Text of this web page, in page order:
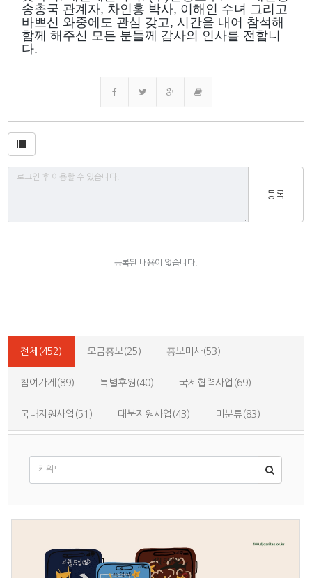
송총국 관계자, 차인홍 박사, 이해인 수녀 그리고
바쁘신 와중에도 관심 갖고, 시간을 내어 참석해
함께 해주신 모든 분들께 감사의 인사를 전합니
다.
등록
등록된 내용이 없습니다.
전체(452) 모금홍보(25) 홍보미사(53)
참여가게(89) 특별후원(40) 국제협력사업(69)
국내지원사업(51) 대북지원사업(43) 미분류(83)